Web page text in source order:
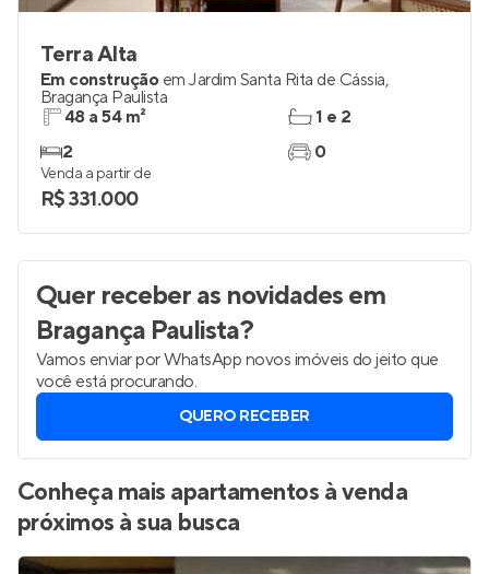
Terra Alta
Em construção em Jardim Santa Rita de Cássia,
Bragança Paulista
48 a 54 m²
2
1 e 2
0
Venda a partir de
R$ 331.000
Quer receber as novidadesem
Bragança Paulista?
Vamos enviar por WhatsApp novos imóveis do jeito que
você está procurando.
QUERO RECEBER
Conheça mais apartamentos à venda
próximos à sua busca